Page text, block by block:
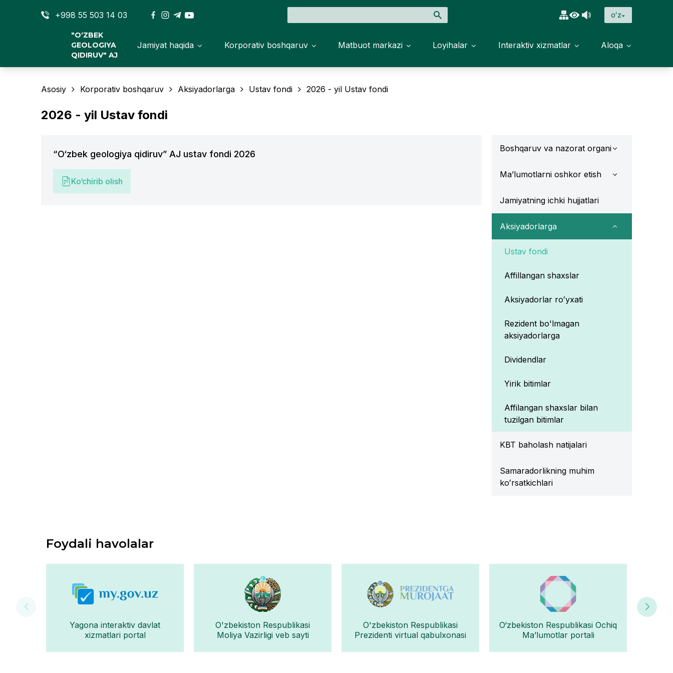
+998 55 503 14 03 oʻz
"O‘ZBEK
GEOLOGIYA
QIDIRUV" AJ
Jamiyat haqida Korporativ boshqaruv Matbuot markazi Loyihalar Interaktiv xizmatlar Aloqa
Asosiy Korporativ boshqaruv Aksiyadorlarga Ustav fondi 2026 - yil Ustav fondi
2026 - yil Ustav fondi
“O‘zbek geologiya qidiruv” AJ ustav fondi 2026
Ko‘chirib olish
Boshqaruv va nazorat organi
Ma’lumotlarni oshkor etish
Jamiyatning ichki hujjatlari
Aksiyadorlarga
Ustav fondi
Affillangan shaxslar
Aksiyadorlar roʻyxati
Rezident bo'lmagan
aksiyadorlarga
Dividendlar
Yirik bitimlar
Affilangan shaxslar bilan
tuzilgan bitimlar
KBT baholash natijalari
Samaradorlikning muhim
koʻrsatkichlari
Foydali havolalar
Yagona interaktiv davlat
xizmatlari portal
O'zbekiston Respublikasi
Moliya Vazirligi veb sayti
O'zbekiston Respublikasi
Prezidenti virtual qabulxonasi
O‘zbekiston Respublikasi Ochiq
Ma’lumotlar portali